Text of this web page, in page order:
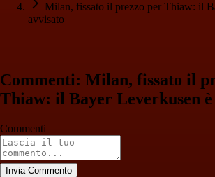
Milan, fissato il prezzo per Thiaw: il
avvisato
Commenti: Milan, fissato il
Thiaw: il Bayer Leverkusen è
Commenti
Invia Commento